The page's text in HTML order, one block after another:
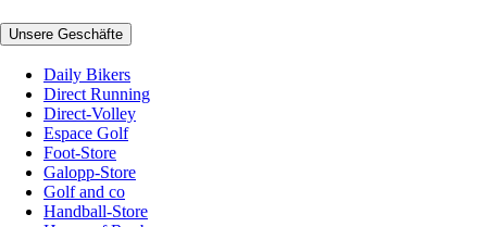
Unsere Geschäfte
Daily Bikers
Direct Running
Direct-Volley
Espace Golf
Foot-Store
Galopp-Store
Golf and co
Handball-Store